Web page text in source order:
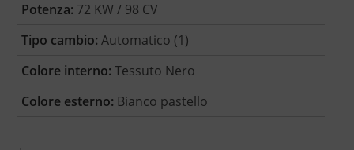
Potenza: 72 KW / 98 CV
Tipo cambio: Automatico (1)
Colore interno: Tessuto Nero
Colore esterno: Bianco pastello